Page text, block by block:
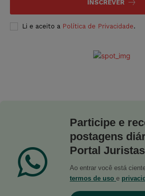
INSCREVER
Li e aceito a Política de Privacidade.
Participe e
postagens
Portal
Ao entrar você está
termos de uso e